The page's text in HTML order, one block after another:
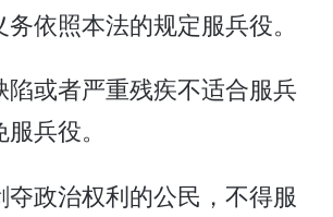
依照本法的规定服兵役。
陷或者严重残疾不适合服兵
兵役。
政治权利的公民，不得服